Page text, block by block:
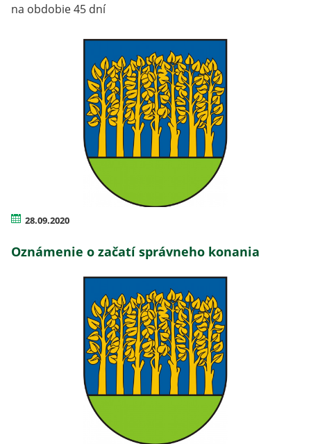
na obdobie 45 dní
28.09.2020
Oznámenie o začatí správneho konania